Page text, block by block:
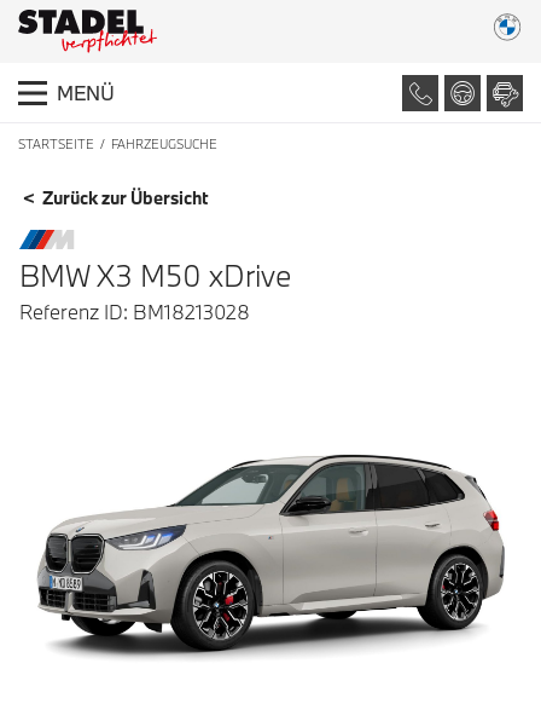
MENÜ
STARTSEITE FAHRZEUGSUCHE
FAHRZEUGDETAILS
< Zurück zur Übersicht
BMW X3 M50 xDrive
Referenz ID: BM18213028